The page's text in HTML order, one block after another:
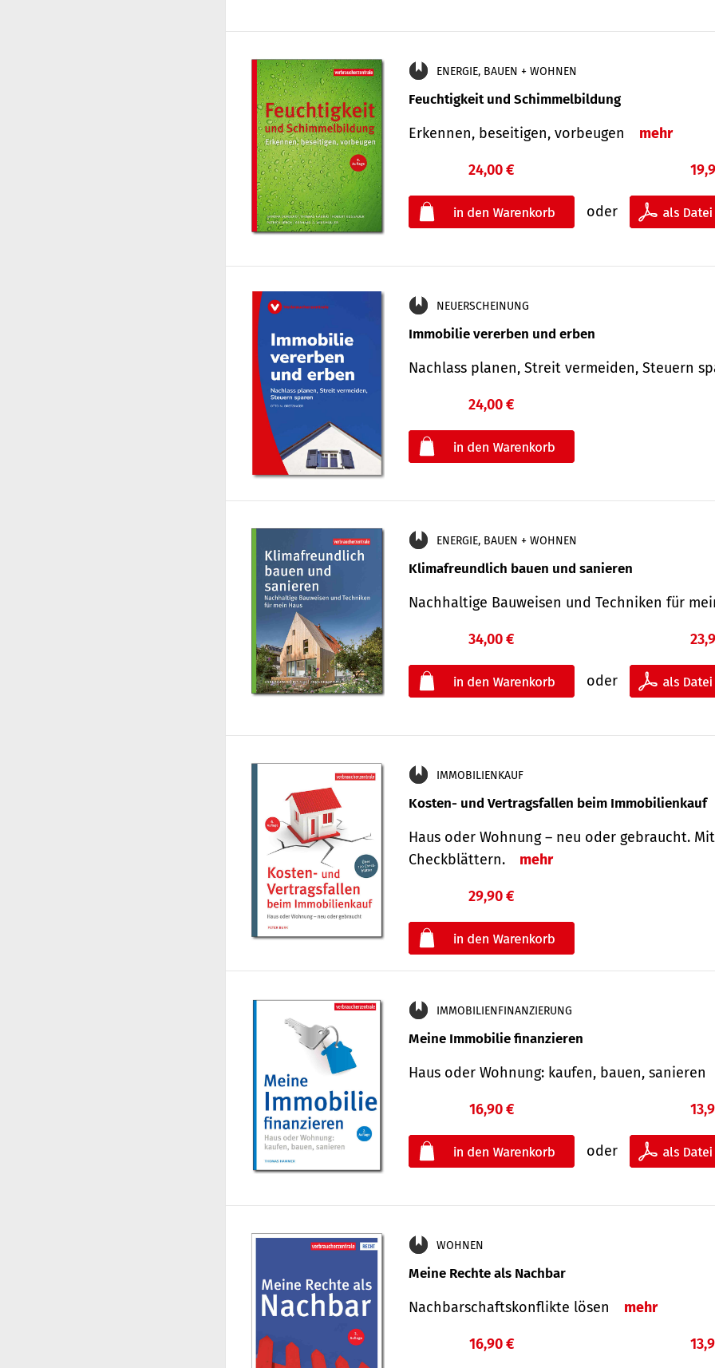
ENERGIE, BAUEN + WOHNEN
Feuchtigkeit und Schimmelbildung
Erkennen, beseitigen, vorbeugen mehr
24,00 €
oder
NEUERSCHEINUNG
Immobilie vererben und erben
Nachlass planen, Streit vermeiden, Steuern
24,00 €
ENERGIE, BAUEN + WOHNEN
Klimafreundlich bauen und sanieren
Nachhaltige Bauweisen und Techniken für
34,00 €
oder
IMMOBILIENKAUF
Kosten- und Vertragsfallen beim Immobilienkauf
Haus oder Wohnung – neu oder gebraucht.
Check­blättern.
mehr
29,90 €
IMMOBILIENFINANZIERUNG
Meine Immobilie finanzieren
Haus oder Wohnung: kaufen, bauen, sanieren
16,90 €
oder
WOHNEN
Meine Rechte als Nachbar
Nach­bar­schafts­konflikte lösen mehr
16,90 €